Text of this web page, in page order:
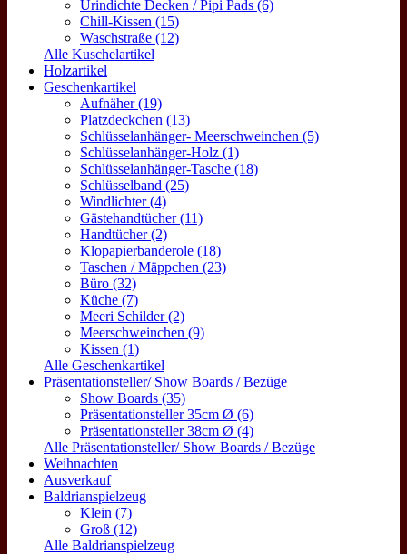
Urindichte Decken / Pipi Pads (6)
Chill-Kissen (15)
Waschstraße (12)
Alle Kuschelartikel
Holzartikel
Geschenkartikel
Aufnäher (19)
Platzdeckchen (13)
Schlüsselanhänger- Meerschweinchen (5)
Schlüsselanhänger-Holz (1)
Schlüsselanhänger-Tasche (18)
Schlüsselband (25)
Windlichter (4)
Gästehandtücher (11)
Handtücher (2)
Klopapierbanderole (18)
Taschen / Mäppchen (23)
Büro (32)
Küche (7)
Meeri Schilder (2)
Meerschweinchen (9)
Kissen (1)
Alle Geschenkartikel
Präsentationsteller/ Show Boards / Bezüge
Show Boards (35)
Präsentationsteller 35cm Ø (6)
Präsentationsteller 38cm Ø (4)
Alle Präsentationsteller/ Show Boards / Bezüge
Weihnachten
Ausverkauf
Baldrianspielzeug
Klein (7)
Groß (12)
Alle Baldrianspielzeug